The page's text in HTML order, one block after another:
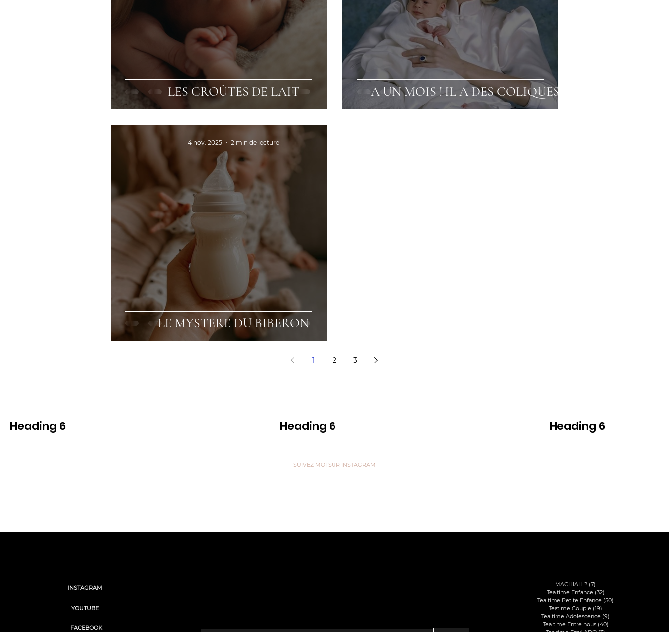
LES CROÛTES DE LAIT A UN MOIS ! IL A DES COLIQUES
LE MYSTERE DU BIBERON
4 nov. 2025 2 min de lecture
1 2 3
Heading 6 Heading 6 Heading 6
SUIVEZ MOI SUR INSTAGRAM
FACEBOOK
YOUTUBE
INSTAGRAM MACHIAH ? (7)
Tea time Enfance (32)
Tea time Petite Enfance (50)
Teatime Couple (19)
Tea time Adolescence (9)
Tea time Entre nous (40)